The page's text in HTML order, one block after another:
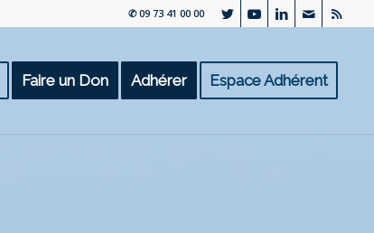
✆ 09 73 41 00 00
Faire un Don Adhérer Espace Adhérent